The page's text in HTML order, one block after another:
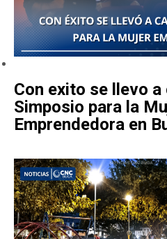
Con exito se llevo a
Simposio para la
Emprendedora en